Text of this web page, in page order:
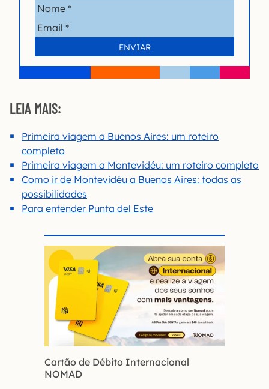
LEIA MAIS:
Primeira viagem a Buenos Aires: um roteiro
completo
Primeira viagem a Montevidéu: um roteiro completo
Como ir de Montevidéu a Buenos Aires: todas as
possibilidades
Para entender Punta del Este
Cartão de Débito Internacional
NOMAD